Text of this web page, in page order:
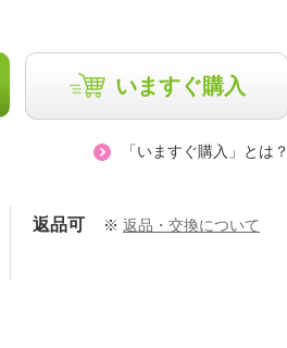
いますぐ購入
「いますぐ購入」とは？
返品可 ※ 返品・交換について